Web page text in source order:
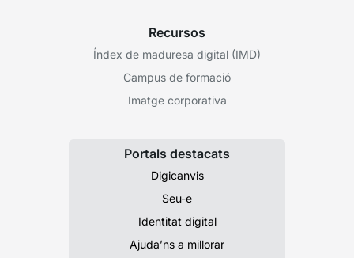
Recursos
Índex de maduresa digital (IMD)
Campus de formació
Imatge corporativa
Portals destacats
Digicanvis
Seu-e
Identitat digital
Ajuda’ns a millorar